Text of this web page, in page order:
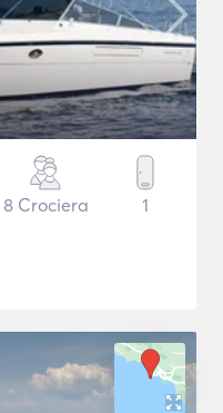
8 Crociera 1